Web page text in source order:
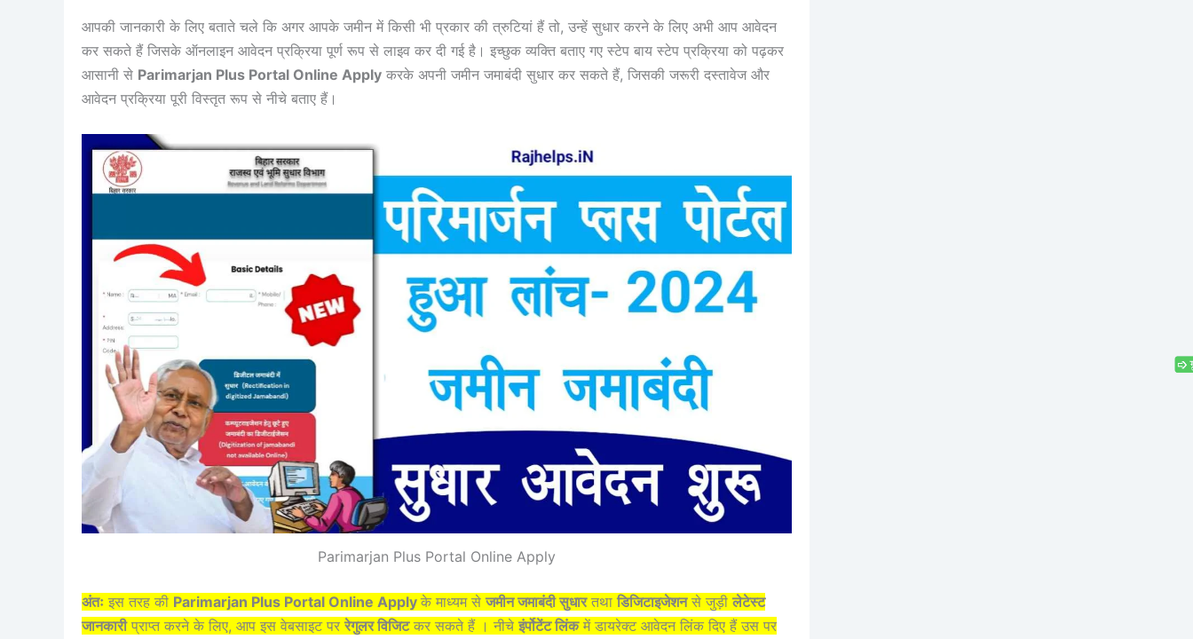
आपकी जानकारी के लिए बताते चले कि अगर आपके जमीन में किसी भी प्रकार की त्रुटियां हैं तो, उन्हें सुधार करने के लिए अभी आप आवेदन
कर सकते हैं जिसके ऑनलाइन आवेदन प्रक्रिया पूर्ण रूप से लाइव कर दी गई है। इच्छुक व्यक्ति बताए गए स्टेप बाय स्टेप प्रक्रिया को पढ़कर
आसानी से Parimarjan Plus Portal Online Apply करके अपनी जमीन जमाबंदी सुधार कर सकते हैं, जिसकी जरूरी दस्तावेज और
आवेदन प्रक्रिया पूरी विस्तृत रूप से नीचे बताए हैं।
Parimarjan Plus Portal Online Apply
अंतः इस तरह की Parimarjan Plus Portal Online Apply के माध्यम से जमीन जमाबंदी सुधारतथा डिजिटाइजेशनसे जुड़ी लेटेस्ट
जानकारीप्राप्त करने के लिए, आप इस वेबसाइट पर रेगुलर विजिटकर सकते हैं । नीचे इंर्पोटेंट लिंकमें डायरेक्ट आवेदन लिंक दिए हैं उस पर